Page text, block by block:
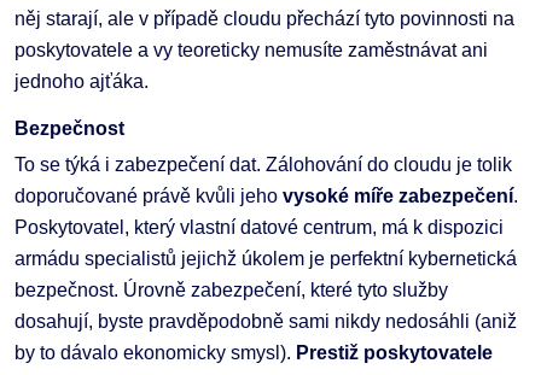
něj starají, ale v případě cloudu přechází tyto povinnosti na
poskytovatele a vy teoreticky nemusíte zaměstnávat ani
jednoho ajťáka.
Bezpečnost
To se týká i zabezpečení dat. Zálohování do cloudu je tolik
doporučované právě kvůli jeho vysoké míře zabezpečení.
Poskytovatel, který vlastní datové centrum, má k dispozici
armádu specialistů jejichž úkolem je perfektní kybernetická
bezpečnost. Úrovně zabezpečení, které tyto služby
dosahují, byste pravděpodobně sami nikdy nedosáhli (aniž
by to dávalo ekonomicky smysl). Prestiž poskytovatele